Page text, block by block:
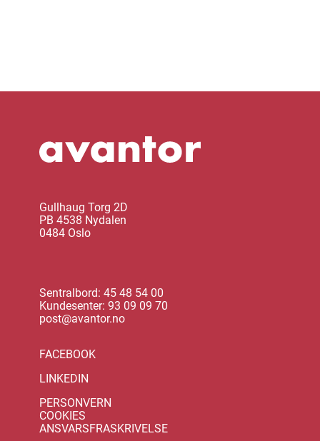
Gullhaug Torg 2D
PB 4538 Nydalen
0484 Oslo
Sentralbord: 45 48 54 00
Kundesenter: 93 09 09 70
post@avantor.no
FACEBOOK
LINKEDIN
PERSONVERN
COOKIES
ANSVARSFRASKRIVELSE